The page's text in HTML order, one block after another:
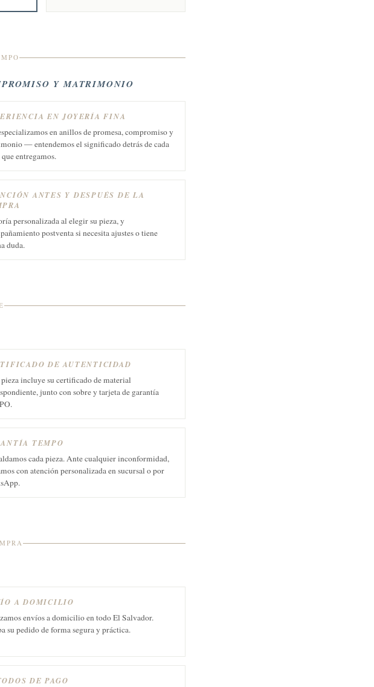
Y MATRIMONIO
EN JOYERÍA FINA
en anillos de promesa, compromiso y
— entendemos el significado detrás de cada
entregamos.
ANTES Y DESPUÉS DE LA
personalizada al elegir su pieza, y
postventa si necesita ajustes o tiene
duda.
DE AUTENTICIDAD
pieza incluye su certificado de material
junto con sobre y tarjeta de garantía
TEMPO
cada pieza. Ante cualquier inconformidad,
con atención personalizada en sucursal o por
A DOMICILIO
envíos a domicilio en todo El Salvador.
su pedido de forma segura y práctica.
DE PAGO